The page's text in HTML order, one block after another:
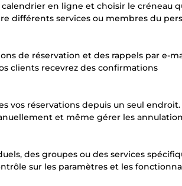
en ligne et choisir le créneau
différents services ou membres du
de réservation et des rappels par e-
clients recevrez des confirmations
vos réservations depuis un seul endroit.
et même gérer les
des groupes ou des services
sur les paramètres et les